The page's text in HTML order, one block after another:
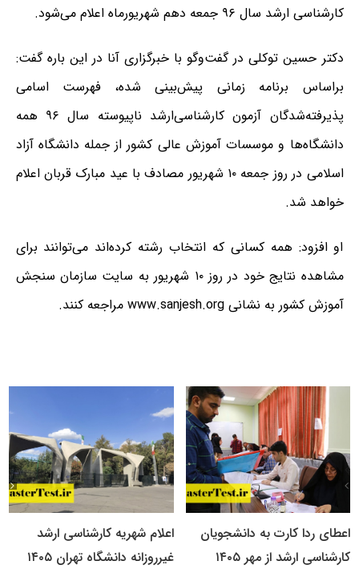
کارشناسی ارشد سال ۹۶ جمعه دهم شهریورماه اعلام می‌شود.
دکتر حسین توکلی در گفت‌وگو با خبرگزاری آنا در این باره گفت:
براساس برنامه زمانی پیش‌بینی شده، فهرست اسامی
پذیرفته‌شدگان آزمون کارشناسی‌ارشد ناپیوسته سال ۹۶ همه
دانشگاه‌ها و موسسات آموزش عالی کشور از جمله دانشگاه آزاد
اسلامی در روز جمعه ۱۰ شهریور مصادف با عید مبارک قربان اعلام
خواهد شد.
او افزود: همه کسانی که انتخاب رشته کرده‌اند می‌توانند برای
مشاهده نتایج خود در روز ۱۰ شهریور به سایت سازمان سنجش
آموزش کشور به نشانی www.sanjesh.org مراجعه کنند.
اعطای ردا کارت به دانشجویان
کارشناسی ارشد از مهر ۱۴۰۵
اعلام شهریه کارشناسی ارشد
غیرروزانه دانشگاه تهران ۱۴۰۵